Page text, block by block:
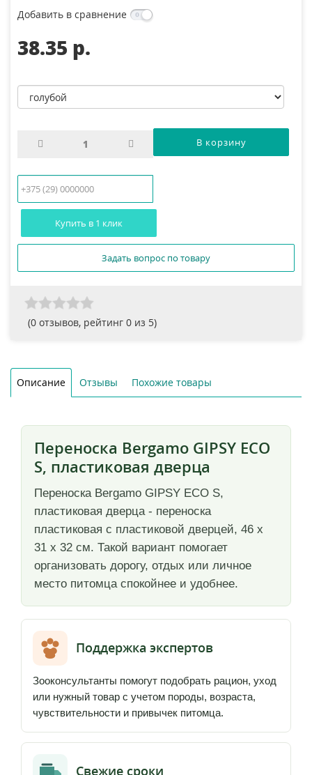
Добавить в сравнение
38.35 p.
Купить в 1 клик
Задать вопрос по товару
(0 отзывов, рейтинг 0 из 5)
Описание Отзывы Похожие товары
Переноска Bergamo GIPSY ECO
S, пластиковая дверца
Переноска Bergamo GIPSY ECO S,
пластиковая дверца - переноска
пластиковая с пластиковой дверцей, 46 x
31 x 32 см. Такой вариант помогает
организовать дорогу, отдых или личное
место питомца спокойнее и удобнее.
Поддержка экспертов
Зооконсультанты помогут подобрать рацион, уход
или нужный товар с учетом породы, возраста,
чувствительности и привычек питомца.
Свежие сроки